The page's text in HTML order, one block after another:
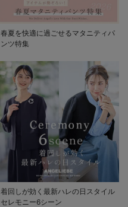
春夏を快適に過ごせるマタニティパ
ンツ特集
着回しが効く最新ハレの日スタイル
セレモニー6シーン